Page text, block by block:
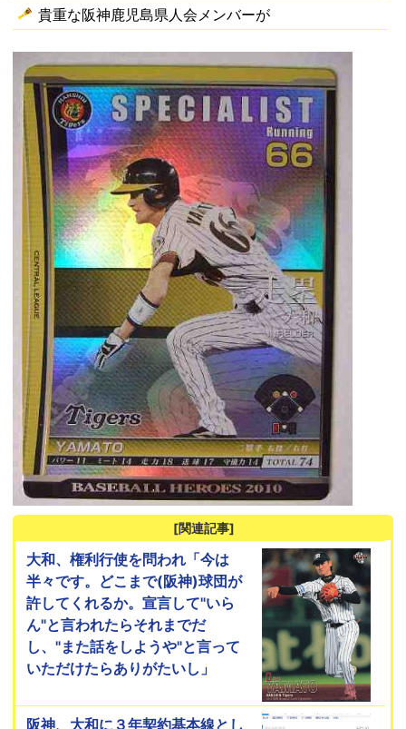
貴重な阪神鹿児島県人会メンバーが
[関連記事]
大和、権利行使を問われ「今は
半々です。どこまで(阪神)球団が
許してくれるか。宣言して"いら
ん"と言われたらそれまでだ
し、"また話をしようや"と言って
いただけたらありがたいし」
阪神、大和に３年契約基本線とし